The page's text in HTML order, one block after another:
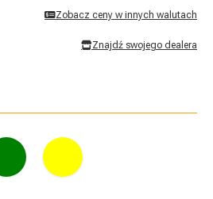
Zobacz ceny w innych walutach
Znajdź swojego dealera